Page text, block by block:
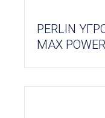
PERLIN
MAX